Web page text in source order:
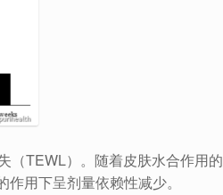
（TEWL）。随着皮肤水合作用的
用下呈剂量依赖性减少。